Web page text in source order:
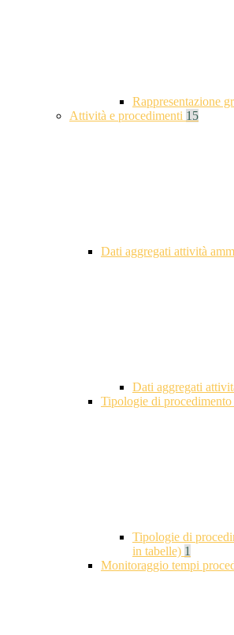
Rappresentazione
Attività e procedimenti 15
Dati aggregati attività
Dati aggregati
Tipologie di procedimento
Tipologie di
in tabelle) 1
Monitoraggio tempi